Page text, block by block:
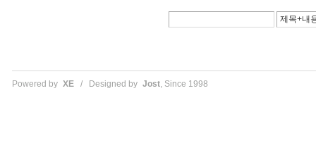
Powered by XE/ Designed by Jost, Since 1998